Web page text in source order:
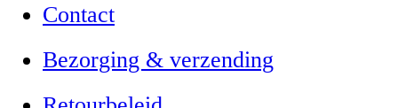
Contact
Bezorging & verzending